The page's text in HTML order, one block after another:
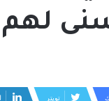
لهم
تويتر